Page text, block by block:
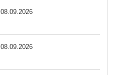
08.09.2026
08.09.2026